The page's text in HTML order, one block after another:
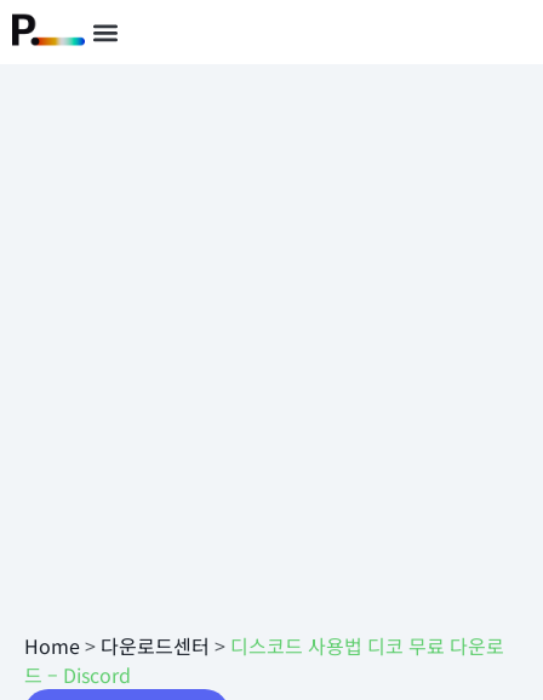
Home> 다운로드센터 > 디스코드 사용법 디코 무료 다운로
드 – Discord